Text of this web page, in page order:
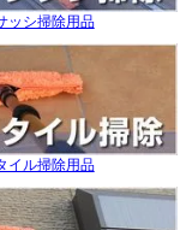
是非お試しくだ
ーーーーーーー
せ
ッシ掃除用品
イル掃除用品